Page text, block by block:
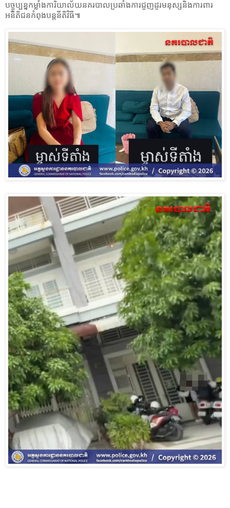
បច្ចុប្បន្នកម្លាំងការិយាល័យនគរបាលប្រឆាំងការជួញដូរមនុស្សនិងការពារ
អនីតិជនកំពុងបន្តនីតិវិធី៕